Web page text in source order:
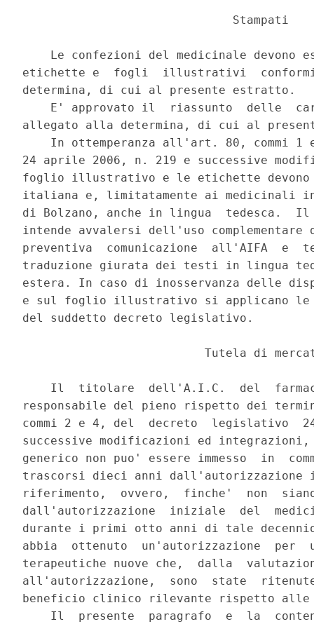
                              Stampati
Le confezioni del medicinale devono
etichette e  fogli  illustrativi
determina, di cui al presente estratto.
E' approvato il  riassunto  delle
allegato alla determina, di cui al
In ottemperanza all'art. 80, commi 1
24 aprile 2006, n. 219 e successive
foglio illustrativo e le etichette
italiana e, limitatamente ai medicinali in
di Bolzano, anche in lingua  tedesca.
intende avvalersi dell'uso
preventiva  comunicazione  all'AIFA  e
traduzione giurata dei testi in lingua
estera. In caso di inosservanza delle
e sul foglio illustrativo si applicano
del suddetto decreto legislativo.
Tutela di
Il  titolare  dell'A.I.C.  del
responsabile del pieno rispetto dei
commi 2 e 4, del  decreto  legislativo
successive modificazioni ed
generico non puo' essere immesso  in
trascorsi dieci anni
riferimento,  ovvero,  finche'  non
dall'autorizzazione  iniziale  del
durante i primi otto anni di tale
abbia  ottenuto  un'autorizzazione
terapeutiche nuove che,  dalla
all'autorizzazione,  sono  state
beneficio clinico rilevante rispetto
Il  presente  paragrafo  e  la